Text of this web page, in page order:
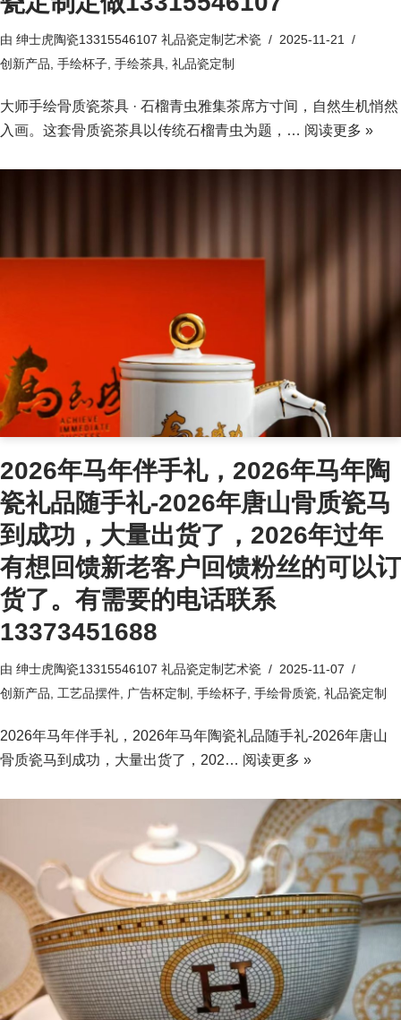
由 绅士虎陶瓷13315546107 礼品瓷定制艺术瓷
2025-11-21
创新产品, 手绘杯子, 手绘茶具, 礼品瓷定制
大师手绘骨质瓷茶具 · 石榴青虫雅集茶席方寸间，自然生机悄然
入画。这套骨质瓷茶具以传统石榴青虫为题，… 阅读更多 »
2026年马年伴手礼，2026年马年陶
瓷礼品随手礼-2026年唐山骨质瓷马
到成功，大量出货了，2026年过年
有想回馈新老客户回馈粉丝的可以订
货了。有需要的电话联系
13373451688
由 绅士虎陶瓷13315546107 礼品瓷定制艺术瓷
2025-11-07
创新产品
工艺品摆件 广告杯定制 手绘杯子 手绘骨质瓷 礼品瓷定制
2026年马年伴手礼，2026年马年陶瓷礼品随手礼-2026年唐山
骨质瓷马到成功，大量出货了，202… 阅读更多 »